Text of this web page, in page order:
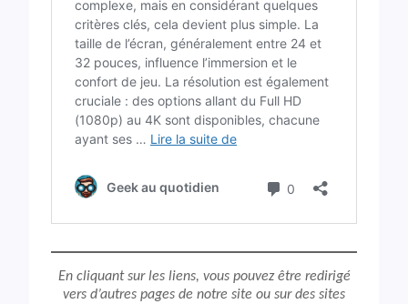
En cliquant sur les liens, vous pouvez être redirigé
vers d’autres pages de notre site ou sur des sites